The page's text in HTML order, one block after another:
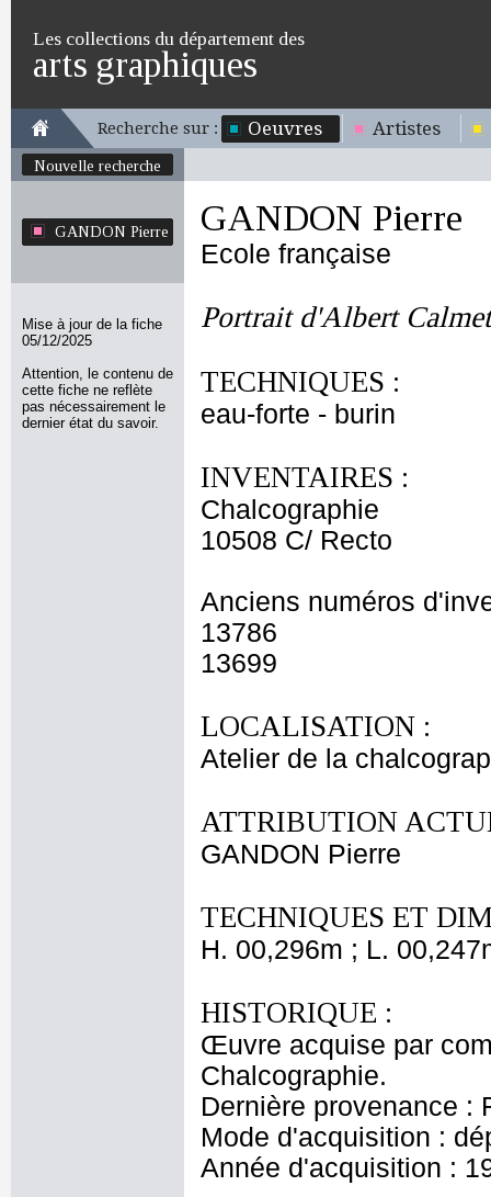
Les collections du département des
arts graphiques
Recherche sur : Oeuvres Artistes
Nouvelle recherche
GANDON Pierre
Mise à jour de la fiche
05/12/2025
Attention, le contenu de
cette fiche ne reflète
pas nécessairement le
dernier état du savoir.
GANDON Pierre
Ecole française
Portrait d'Albert
TECHNIQUES :
eau-forte - burin
INVENTAIRES :
Chalcographie
10508 C/ Recto
Anciens numéros
13786
13699
LOCALISATION :
Atelier de la
ATTRIBUTION
GANDON Pierre
TECHNIQUES ET
H. 00,296m ; L.
HISTORIQUE :
Œuvre acquise par
Chalcographie.
Dernière provenance :
Mode d'acquisition :
Année d'acquisition :